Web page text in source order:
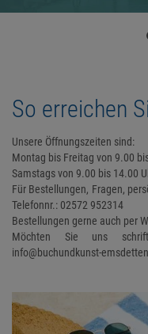
So erreichen
Unsere Öffnungszeiten sind:
Montag bis Freitag von 9.00
Samstags von 9.00 bis 14.00
Für Bestellungen, Fragen,
Telefonnr.: 02572 952314
Bestellungen gerne auch per
Möchten Sie uns
info@buchundkunst-